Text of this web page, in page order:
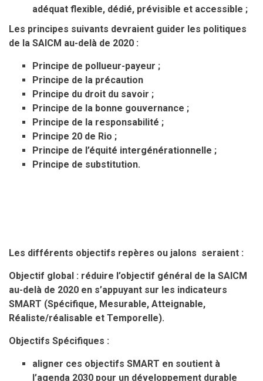
adéquat flexible, dédié, prévisible et accessible ;
Les principes suivants devraient guider les politiques
de la SAICM au-delà de 2020 :
Principe de pollueur-payeur ;
Principe de la précaution
Principe du droit du savoir ;
Principe de la bonne gouvernance ;
Principe de la responsabilité ;
Principe 20 de Rio ;
Principe de l’équité intergénérationnelle ;
Principe de substitution.
Les différents objectifs repères ou jalons seraient :
Objectif global : réduire l’objectif général de la SAICM
au-delà de 2020 en s’appuyant sur les indicateurs
SMART (Spécifique, Mesurable, Atteignable,
Réaliste/réalisable et Temporelle).
Objectifs Spécifiques :
aligner ces objectifs SMART en soutient à
l’agenda 2030 pour un développement durable